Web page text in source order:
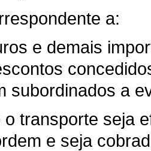
a:
e demais
subordinados a
transporte seja
e seja